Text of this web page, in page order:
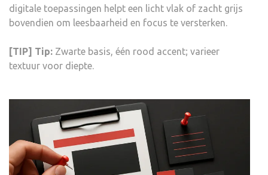
digitale toepassingen helpt een licht vlak of zacht grijs
bovendien om leesbaarheid en focus te versterken.
[TIP] Tip: Zwarte basis, één rood accent; varieer
textuur voor diepte.